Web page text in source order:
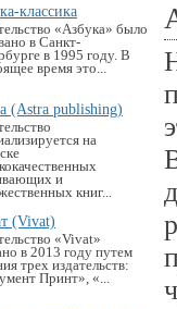
классика
«Азбука» было
в Санкт-
в 1995 году. В
время это...
(Astra publishing)
на
и
книг...
(Vivat)
«Vivat»
в 2013 году путем
трех издательств:
Принт», «...